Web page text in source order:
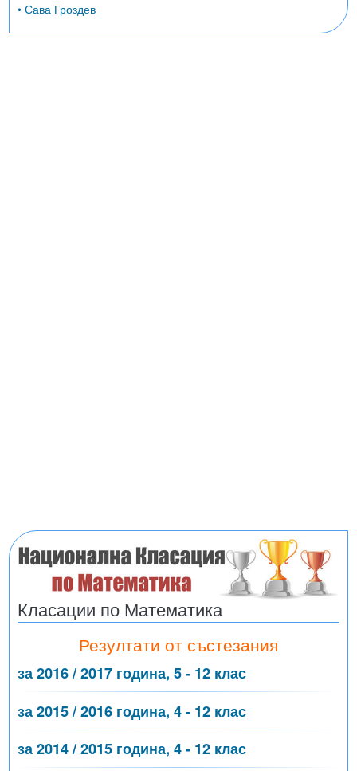
• Сава Гроздев
Класации по Математика
Резултати от състезания
за 2016 / 2017 година, 5 - 12 клас
за 2015 / 2016 година, 4 - 12 клас
за 2014 / 2015 година, 4 - 12 клас